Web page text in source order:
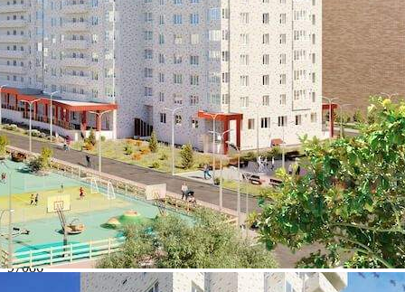
Калужская обл
Получить контакты Посмотреть на карте
Продаётся кладовое помещение общей площадью 4.76 кв.м. на
-1-м этаже 19 этажного дома.[#3874393#]
601 (+1)
Навигация
Характеристики
О помещении
Где находится
Контакты
Другие объявления
Характеристики помещения
№ объявления
97086
Дата размещения